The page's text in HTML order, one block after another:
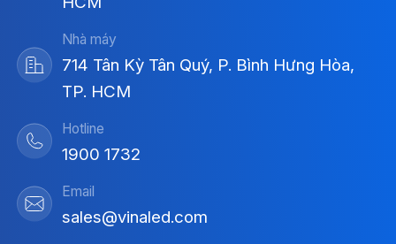
Nhà máy
714 Tân Kỳ Tân Quý, P. Bình Hưng Hòa,
TP. HCM
Hotline
1900 1732
Email
sales@vinaled.com